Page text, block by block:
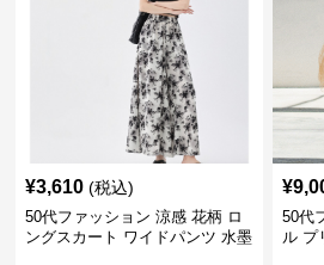
¥3,610 (税込)
50代ファッション 涼感 花柄 ロ
ングスカート ワイドパンツ 水墨
¥
50代
ル プ